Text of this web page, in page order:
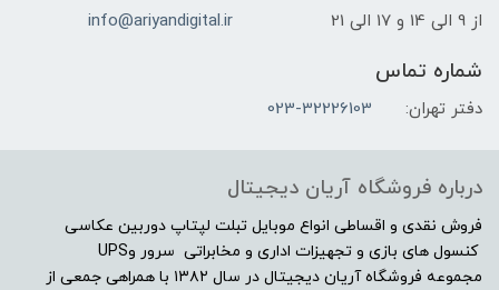
از 9 الی 14 و 17 الی 21 info@ariyandigital.ir
شماره تماس
دفتر تهران: 023-32226103
درباره فروشگاه آریان دیجیتال
فروش نقدی و اقساطی انواع موبایل تبلت لپتاپ دوربین عکاسی
کنسول های بازی و تجهیزات اداری و مخابراتی سرور وUPS
مجموعه فروشگاه آریان دیجیتال در سال ۱۳۸۲ با همراهی جمعی از